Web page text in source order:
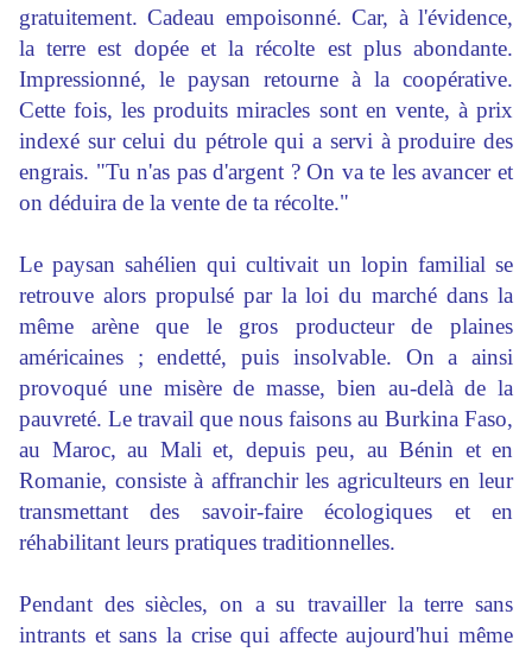
gratuitement. Cadeau empoisonné. Car, à l'évidence,
la terre est dopée et la récolte est plus abondante.
Impressionné, le paysan retourne à la coopérative.
Cette fois, les produits miracles sont en vente, à prix
indexé sur celui du pétrole qui a servi à produire des
engrais. "Tu n'as pas d'argent ? On va te les avancer et
on déduira de la vente de ta récolte."
Le paysan sahélien qui cultivait un lopin familial se
retrouve alors propulsé par la loi du marché dans la
même arène que le gros producteur de plaines
américaines ; endetté, puis insolvable. On a ainsi
provoqué une misère de masse, bien au-delà de la
pauvreté. Le travail que nous faisons au Burkina Faso,
au Maroc, au Mali et, depuis peu, au Bénin et en
Romanie, consiste à affranchir les agriculteurs en leur
transmettant des savoir-faire écologiques et en
réhabilitant leurs pratiques traditionnelles.
Pendant des siècles, on a su travailler la terre sans
intrants et sans la crise qui affecte aujourd'hui même